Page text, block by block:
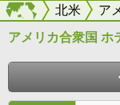
海外北米 ア
海外
アメリカ合衆国 ホ